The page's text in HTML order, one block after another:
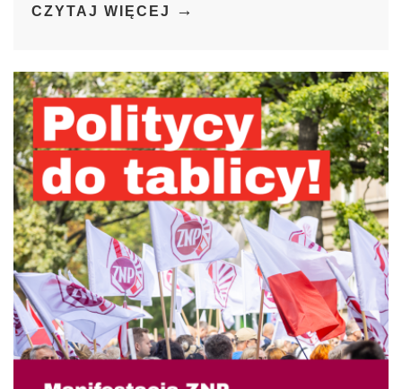
CZYTAJ WIĘCEJ →